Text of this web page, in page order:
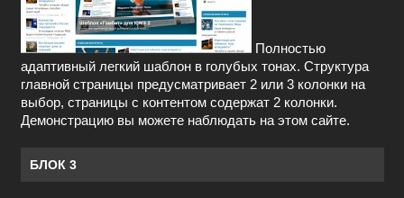
Полностью
адаптивный легкий шаблон в голубых тонах. Структура
главной страницы предусматривает 2 или 3 колонки на
выбор, страницы с контентом содержат 2 колонки.
Демонстрацию вы можете наблюдать на этом сайте.
БЛОК 3